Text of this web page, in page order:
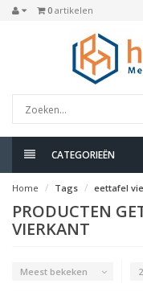
0 artikelen
CATEGORIEËN
Home Tags eettafel
PRODUCTEN
VIERKANT
Meest bekeken